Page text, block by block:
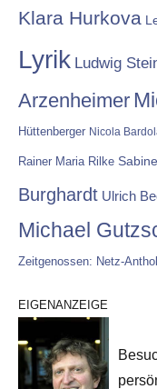
Klara Hurkova
Lyrik Ludwig
Arzenheimer
Hüttenberger Nicola
Rainer Maria Rilke
Burghardt Ulrich
Michael
Zeitgenossen: Netz-
EIGENANZEIGE